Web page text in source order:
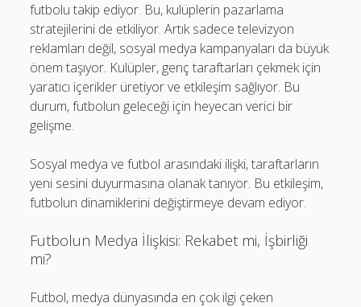
futbolu takip ediyor. Bu, kulüplerin pazarlama
stratejilerini de etkiliyor. Artık sadece televizyon
reklamları değil, sosyal medya kampanyaları da büyük
önem taşıyor. Kulüpler, genç taraftarları çekmek için
yaratıcı içerikler üretiyor ve etkileşim sağlıyor. Bu
durum, futbolun geleceği için heyecan verici bir
gelişme.
Sosyal medya ve futbol arasındaki ilişki, taraftarların
yeni sesini duyurmasına olanak tanıyor. Bu etkileşim,
futbolun dinamiklerini değiştirmeye devam ediyor.
Futbolun Medya İlişkisi: Rekabet mi, İşbirliği
mi?
Futbol, medya dünyasında en çok ilgi çeken